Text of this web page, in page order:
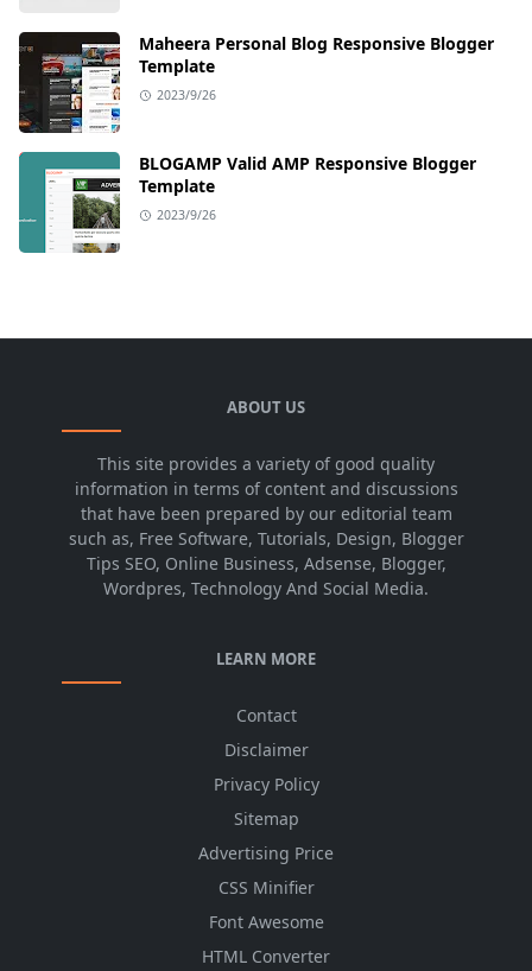
Maheera Personal Blog Responsive Blogger
Template
2023/9/26
BLOGAMP Valid AMP Responsive Blogger
Template
2023/9/26
ABOUT US
This site provides a variety of good quality
information in terms of content and discussions
that have been prepared by our editorial team
such as, Free Software, Tutorials, Design, Blogger
Tips SEO, Online Business, Adsense, Blogger,
Wordpres, Technology And Social Media.
LEARN MORE
Contact
Disclaimer
Privacy Policy
Sitemap
Advertising Price
CSS Minifier
Font Awesome
HTML Converter